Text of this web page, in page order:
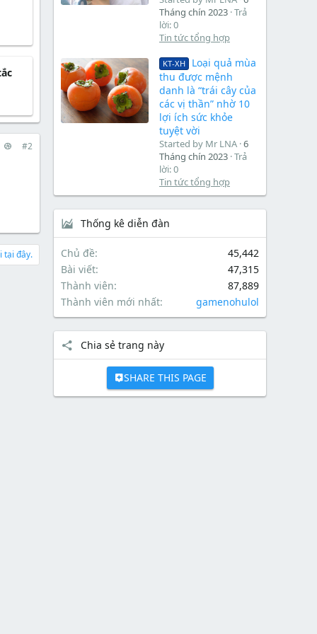
#2
tại đây.
Tháng chín 2023 Trả
lời: 0
Tin tức tổng hợp
KT-XH
Loại quả mùa
thu được mệnh
danh là “trái cây của
các vị thần” nhờ 10
lợi ích sức khỏe
tuyệt vời
Started by Mr LNA 6
Tháng chín 2023 Trả
lời: 0
Tin tức tổng hợp
Thống kê diễn đàn
Chủ đề
45,442
Bài viết
47,315
Thành viên
87,889
Thành viên mới nhất
gamenohulol
Chia sẻ trang này
SHARE THIS PAGE